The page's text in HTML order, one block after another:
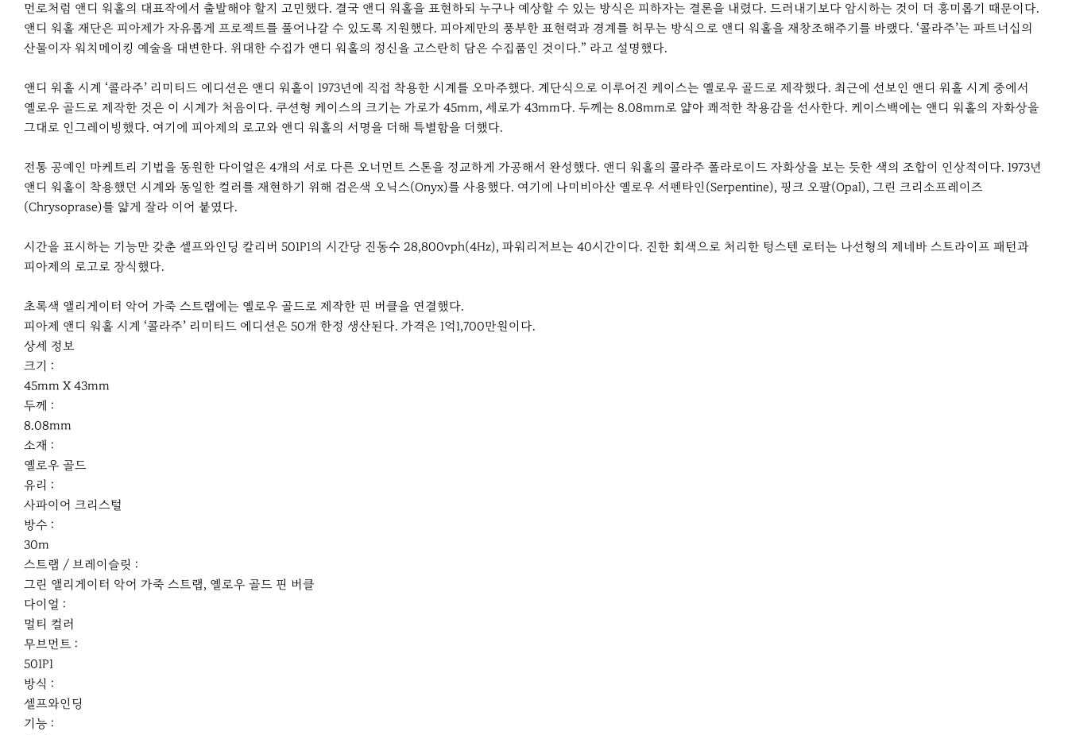
먼로처럼 앤디 워홀의 대표작에서 출발해야 할지 고민했다. 결국 앤디 워홀을 표현하되 누구나 예상할 수 있는 방식은 피하자는 결론을 내렸다. 드러내기보다 암시하는 것이 더 흥미롭기 때문이다.
앤디 워홀 재단은 피아제가 자유롭게 프로젝트를 풀어나갈 수 있도록 지원했다. 피아제만의 풍부한 표현력과 경계를 허무는 방식으로 앤디 워홀을 재창조해주기를 바랬다. ‘콜라주’는 파트너십의
산물이자 워치메이킹 예술을 대변한다. 위대한 수집가 앤디 워홀의 정신을 고스란히 담은 수집품인 것이다.” 라고 설명했다.
앤디 워홀 시계 ‘콜라주’ 리미티드 에디션은 앤디 워홀이 1973년에 직접 착용한 시계를 오마주했다. 계단식으로 이루어진 케이스는 옐로우 골드로 제작했다. 최근에 선보인 앤디 워홀 시계 중에서
옐로우 골드로 제작한 것은 이 시계가 처음이다. 쿠션형 케이스의 크기는 가로가 45mm, 세로가 43mm다. 두께는 8.08mm로 얇아 쾌적한 착용감을 선사한다. 케이스백에는 앤디 워홀의 자화상을
그대로 인그레이빙했다. 여기에 피아제의 로고와 앤디 워홀의 서명을 더해 특별함을 더했다.
전통 공예인 마케트리 기법을 동원한 다이얼은 4개의 서로 다른 오너먼트 스톤을 정교하게 가공해서 완성했다. 앤디 워홀의 콜라주 폴라로이드 자화상을 보는 듯한 색의 조합이 인상적이다. 1973년
앤디 워홀이 착용했던 시계와 동일한 컬러를 재현하기 위해 검은색 오닉스(Onyx)를 사용했다. 여기에 나미비아산 옐로우 서펜타인(Serpentine), 핑크 오팔(Opal), 그린 크리소프레이즈
(Chrysoprase)를 얇게 잘라 이어 붙였다.
시간을 표시하는 기능만 갖춘 셀프와인딩 칼리버 501P1의 시간당 진동수 28,800vph(4Hz), 파워리저브는 40시간이다. 진한 회색으로 처리한 텅스텐 로터는 나선형의 제네바 스트라이프 패턴과
피아제의 로고로 장식했다.
초록색 앨리게이터 악어 가죽 스트랩에는 옐로우 골드로 제작한 핀 버클을 연결했다.
피아제 앤디 워홀 시계 ‘콜라주’ 리미티드 에디션은 50개 한정 생산된다. 가격은 1억1,700만원이다.
상세 정보
크기 :
45mm X 43mm
두께 :
8.08mm
소재 :
옐로우 골드
유리 :
사파이어 크리스털
방수 :
30m
스트랩 / 브레이슬릿 :
그린 앨리게이터 악어 가죽 스트랩, 옐로우 골드 핀 버클
다이얼 :
멀티 컬러
무브먼트 :
501P1
방식 :
셀프와인딩
기능 :